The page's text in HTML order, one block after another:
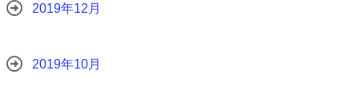
2019年12月
2019年10月